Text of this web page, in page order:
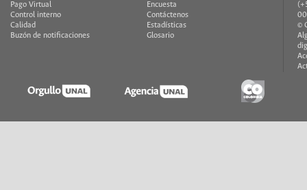
Pago Virtual
Control interno
Calidad
Buzón de notificaciones
Encuesta
Contáctenos
Estadísticas
Glosario
©